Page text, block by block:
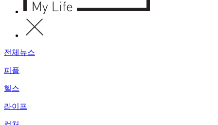
전체뉴스
피플
헬스
라이프